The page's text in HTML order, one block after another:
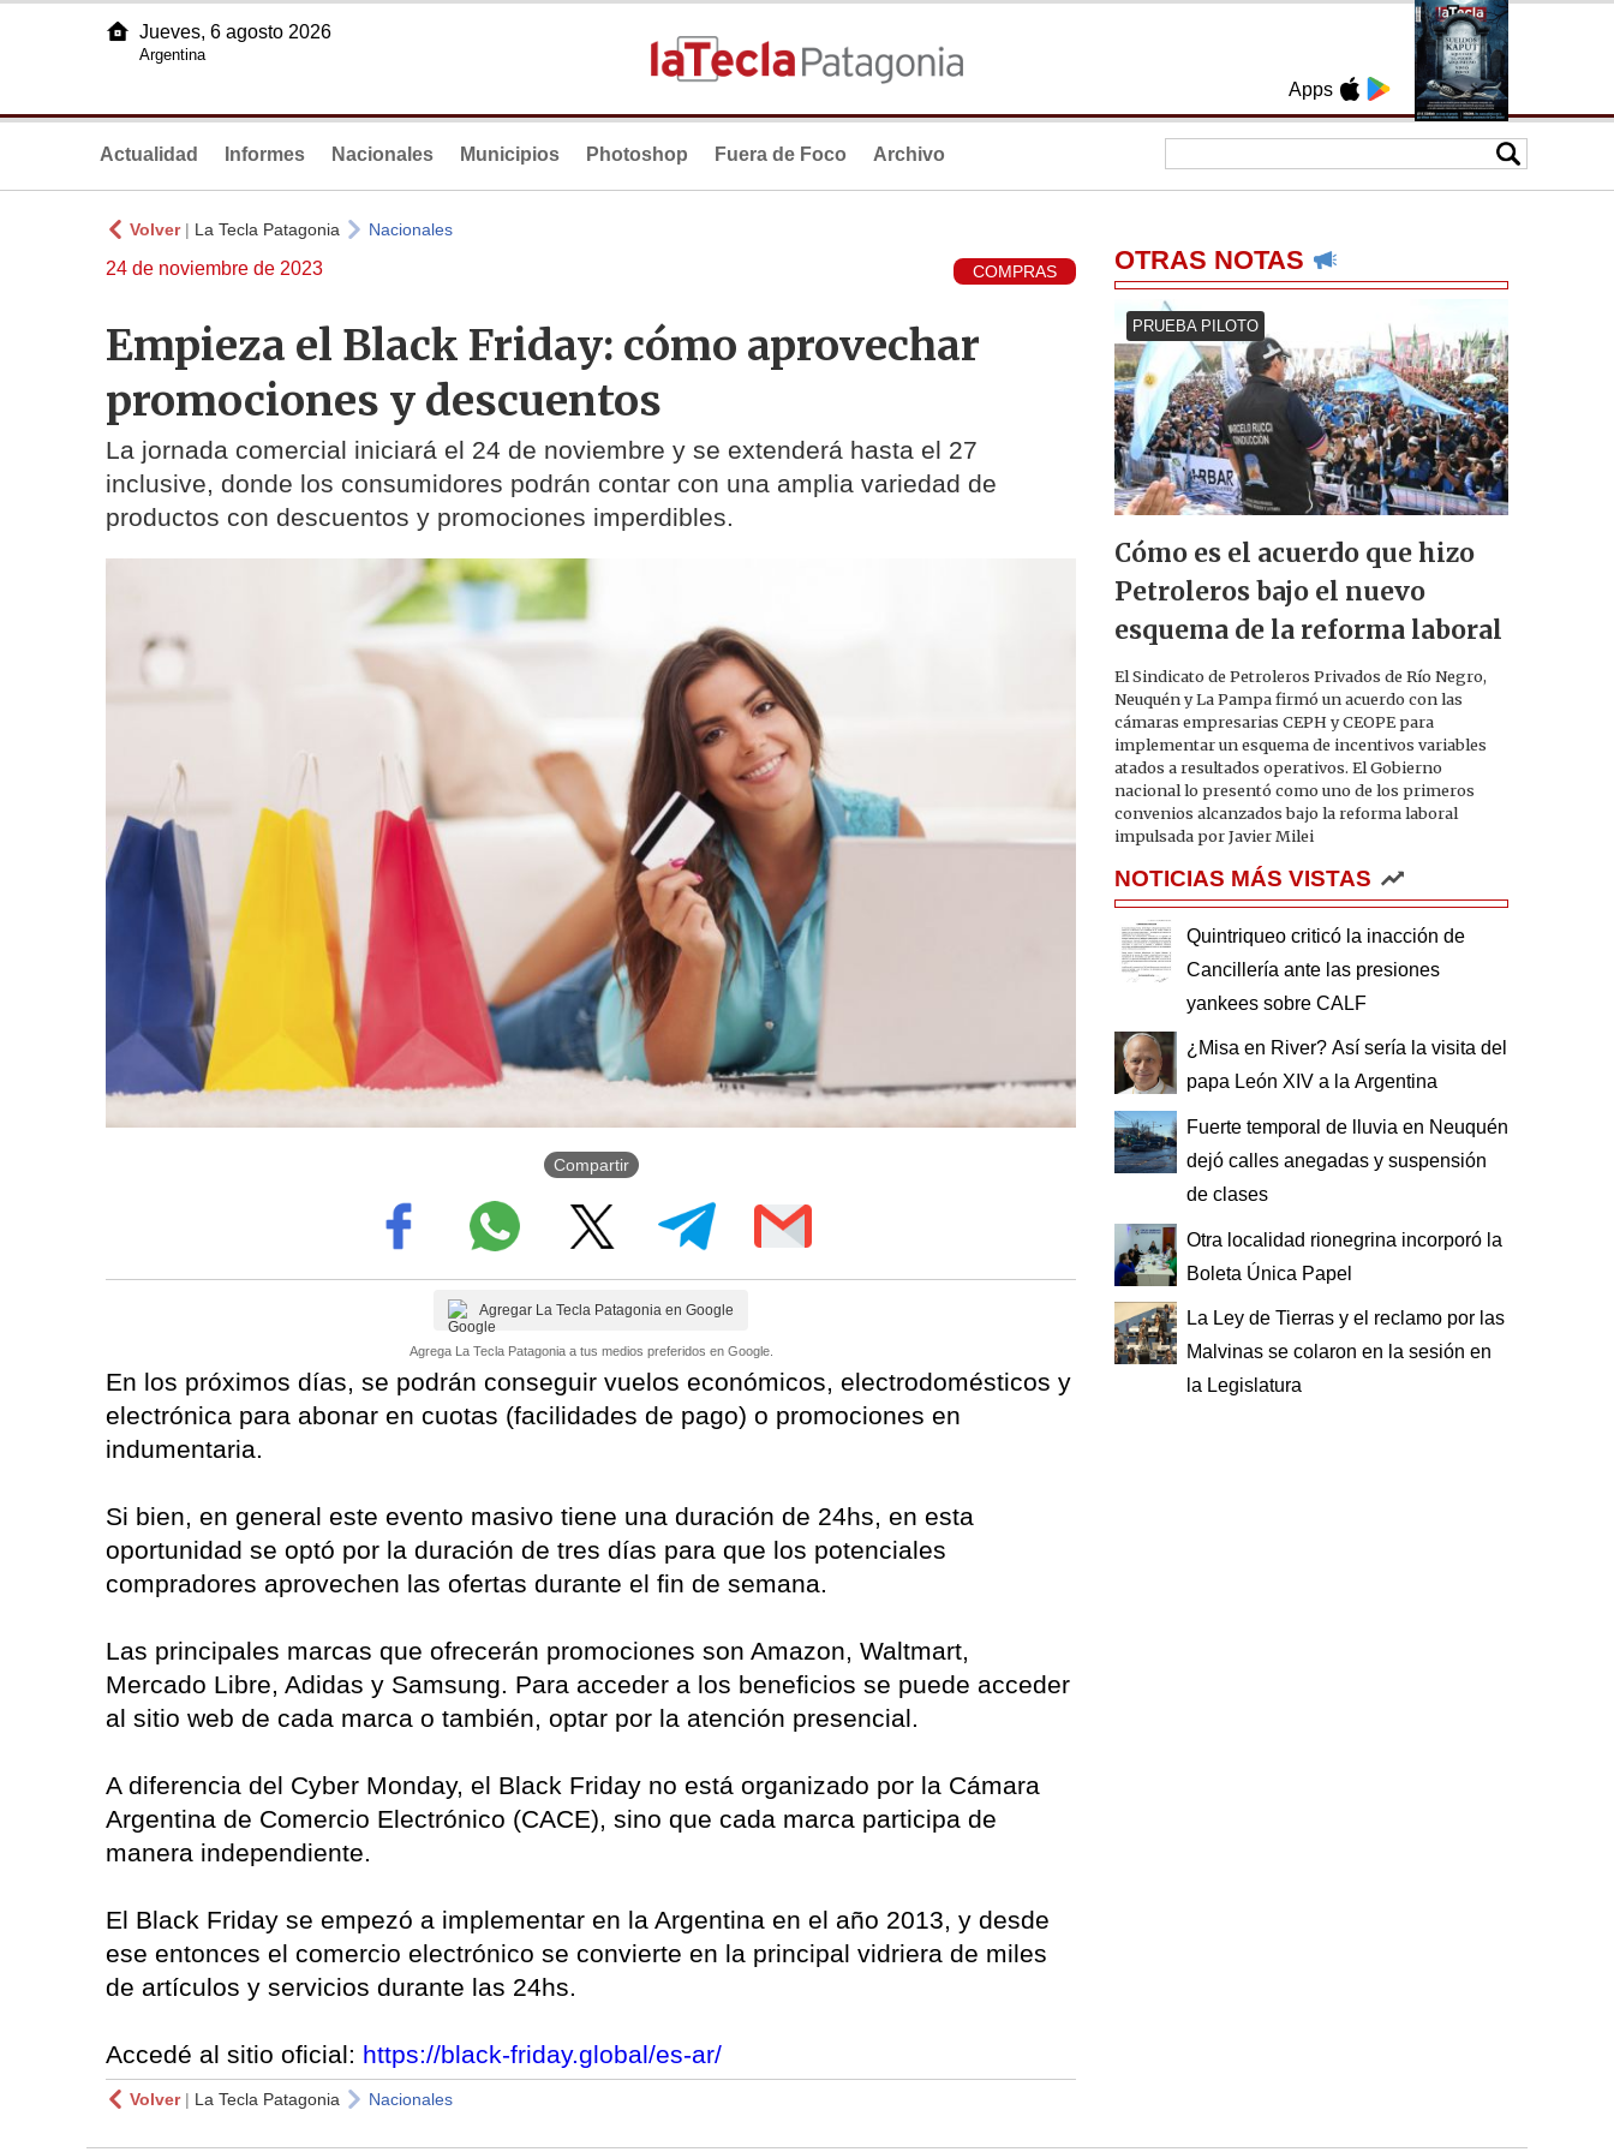
Apps
Jueves, 6 agosto 2026
Argentina
Actualidad Informes Nacionales Municipios Photoshop Fuera de Foco Archivo
Volver| La Tecla Patagonia Nacionales
24 de noviembre de 2023 COMPRAS
Empieza el Black Friday: cómo aprovechar
promociones y descuentos
La jornada comercial iniciará el 24 de noviembre y se extenderá hasta el 27
inclusive, donde los consumidores podrán contar con una amplia variedad de
productos con descuentos y promociones imperdibles.
Compartir
Agregar La Tecla Patagonia en Google
Agrega La Tecla Patagonia a tus medios preferidos en Google.
En los próximos días, se podrán conseguir vuelos económicos, electrodomésticos y
electrónica para abonar en cuotas (facilidades de pago) o promociones en
indumentaria.
Si bien, en general este evento masivo tiene una duración de 24hs, en esta
oportunidad se optó por la duración de tres días para que los potenciales
compradores aprovechen las ofertas durante el fin de semana.
Las principales marcas que ofrecerán promociones son Amazon, Waltmart,
Mercado Libre, Adidas y Samsung. Para acceder a los beneficios se puede acceder
al sitio web de cada marca o también, optar por la atención presencial.
A diferencia del Cyber Monday, el Black Friday no está organizado por la Cámara
Argentina de Comercio Electrónico (CACE), sino que cada marca participa de
manera independiente.
El Black Friday se empezó a implementar en la Argentina en el año 2013, y desde
ese entonces el comercio electrónico se convierte en la principal vidriera de miles
de artículos y servicios durante las 24hs.
Accedé al sitio oficial: https://black-friday.global/es-ar/
Volver| La Tecla Patagonia Nacionales
OTRAS NOTAS
PRUEBA PILOTO
Cómo es el acuerdo que hizo
Petroleros bajo el nuevo
esquema de la reforma laboral
El Sindicato de Petroleros Privados de Río Negro,
Neuquén y La Pampa firmó un acuerdo con las
cámaras empresarias CEPH y CEOPE para
implementar un esquema de incentivos variables
atados a resultados operativos. El Gobierno
nacional lo presentó como uno de los primeros
convenios alcanzados bajo la reforma laboral
impulsada por Javier Milei
NOTICIAS MÁS VISTAS
Quintriqueo criticó la inacción de
Cancillería ante las presiones
yankees sobre CALF
¿Misa en River? Así sería la visita del
papa León XIV a la Argentina
Fuerte temporal de lluvia en Neuquén
dejó calles anegadas y suspensión
de clases
Otra localidad rionegrina incorporó la
Boleta Única Papel
La Ley de Tierras y el reclamo por las
Malvinas se colaron en la sesión en
la Legislatura